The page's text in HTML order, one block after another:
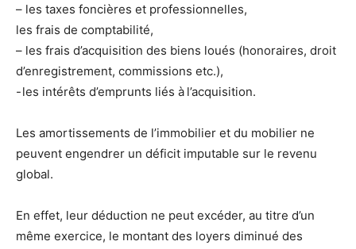
– les taxes foncières et professionnelles,
les frais de comptabilité,
– les frais d’acquisition des biens loués (honoraires, droit
d’enregistrement, commissions etc.),
- les intérêts d’emprunts liés à l’acquisition.
Les amortissements de l’immobilier et du mobilier ne
peuvent engendrer un déficit imputable sur le revenu
global.
En effet, leur déduction ne peut excéder, au titre d’un
même exercice, le montant des loyers diminué des